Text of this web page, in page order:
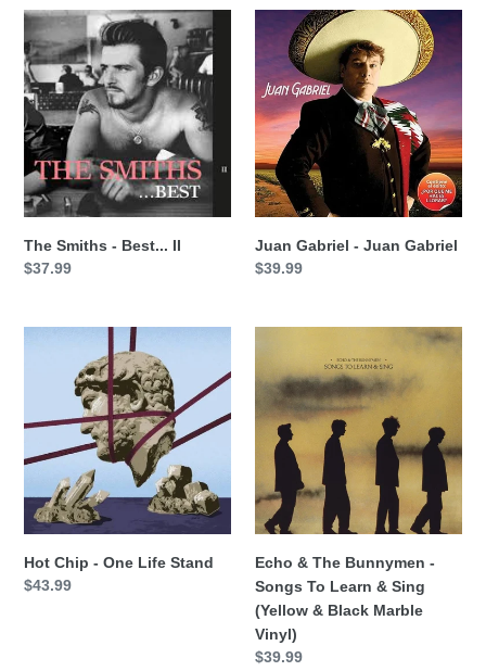
The
Smiths
-
Best...
II
The Smiths - Best... II
Precio
$37.99
Gabriel
-
Juan
Gabriel
Juan Gabriel - Juan Gabriel
Precio
$39.99
Life
Stand
Hot Chip - One Life Stand
Precio
$43.99
&
The
Bunnymen
Songs
To
Learn
&
Black
Marble
Echo & The Bunnymen -
Songs To Learn & Sing
(Yellow & Black Marble
Vinyl)
Precio
$39.99